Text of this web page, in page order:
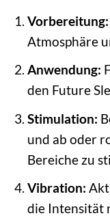
Vorbereitung:
Atmosphäre
Anwendung:
den Future
Stimulation:
und ab oder
Bereiche zu
Vibration:
die Intensität